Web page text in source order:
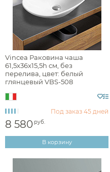
Vincea
Наличие
есть в наличии
белый
черный
антрацит
Vincea Раковина чаша
61,5x36x15,5h см, без
перелива, цвет: белый
глянцевый VBS-508
Под заказ 45 дней
8 580 руб.
В корзину